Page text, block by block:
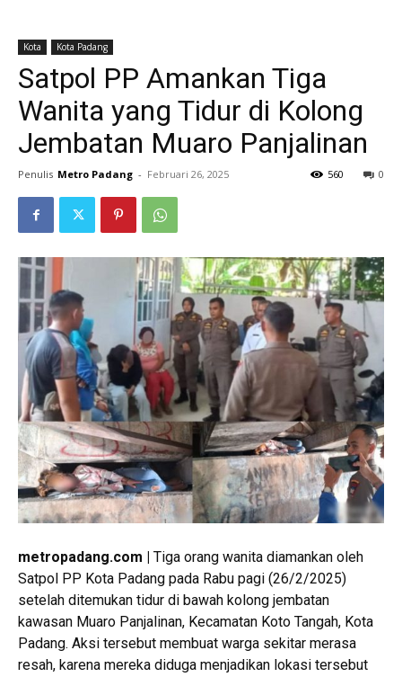
Kota Kota Padang
Satpol PP Amankan Tiga
Wanita yang Tidur di Kolong
Jembatan Muaro Panjalinan
Penulis Metro Padang - Februari 26, 2025 0
560
metropadang.com | Tiga orang wanita diamankan oleh
Satpol PP Kota Padang pada Rabu pagi (26/2/2025)
setelah ditemukan tidur di bawah kolong jembatan
kawasan Muaro Panjalinan, Kecamatan Koto Tangah, Kota
Padang. Aksi tersebut membuat warga sekitar merasa
resah, karena mereka diduga menjadikan lokasi tersebut